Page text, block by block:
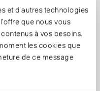
et d’autres technologies
que nous vous
à vos besoins.
les cookies que
de ce message